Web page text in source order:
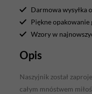
Darmowa wysyłka
Piękne
Wzory w
Opis
Naszyjnik został
całym mnóstwem